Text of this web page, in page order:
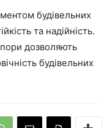
будівельних
та надійність.
дозволяють
будівельних